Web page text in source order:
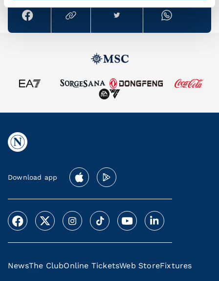
Download app
NewsThe ClubOnline TicketsWeb StoreFixtures